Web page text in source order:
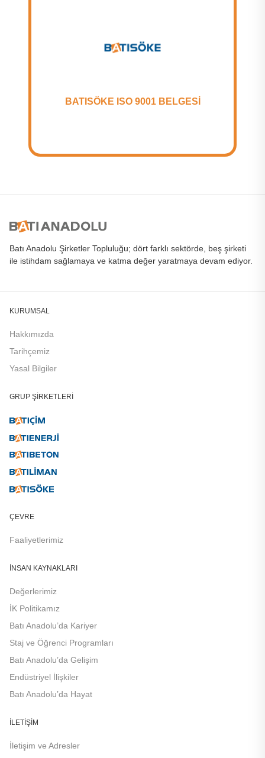
BATISÖKE ISO 9001 BELGESİ
Batı Anadolu Şirketler Topluluğu; dört farklı sektörde, beş şirketi
ile istihdam sağlamaya ve katma değer yaratmaya devam ediyor.
KURUMSAL
Hakkımızda
Tarihçemiz
Yasal Bilgiler
GRUP ŞIRKETLERI
ÇEVRE
Faaliyetlerimiz
İNSAN KAYNAKLARI
Değerlerimiz
İK Politikamız
Batı Anadolu’da Kariyer
Staj ve Öğrenci Programları
Batı Anadolu’da Gelişim
Endüstriyel İlişkiler
Batı Anadolu’da Hayat
İLETIŞIM
İletişim ve Adresler